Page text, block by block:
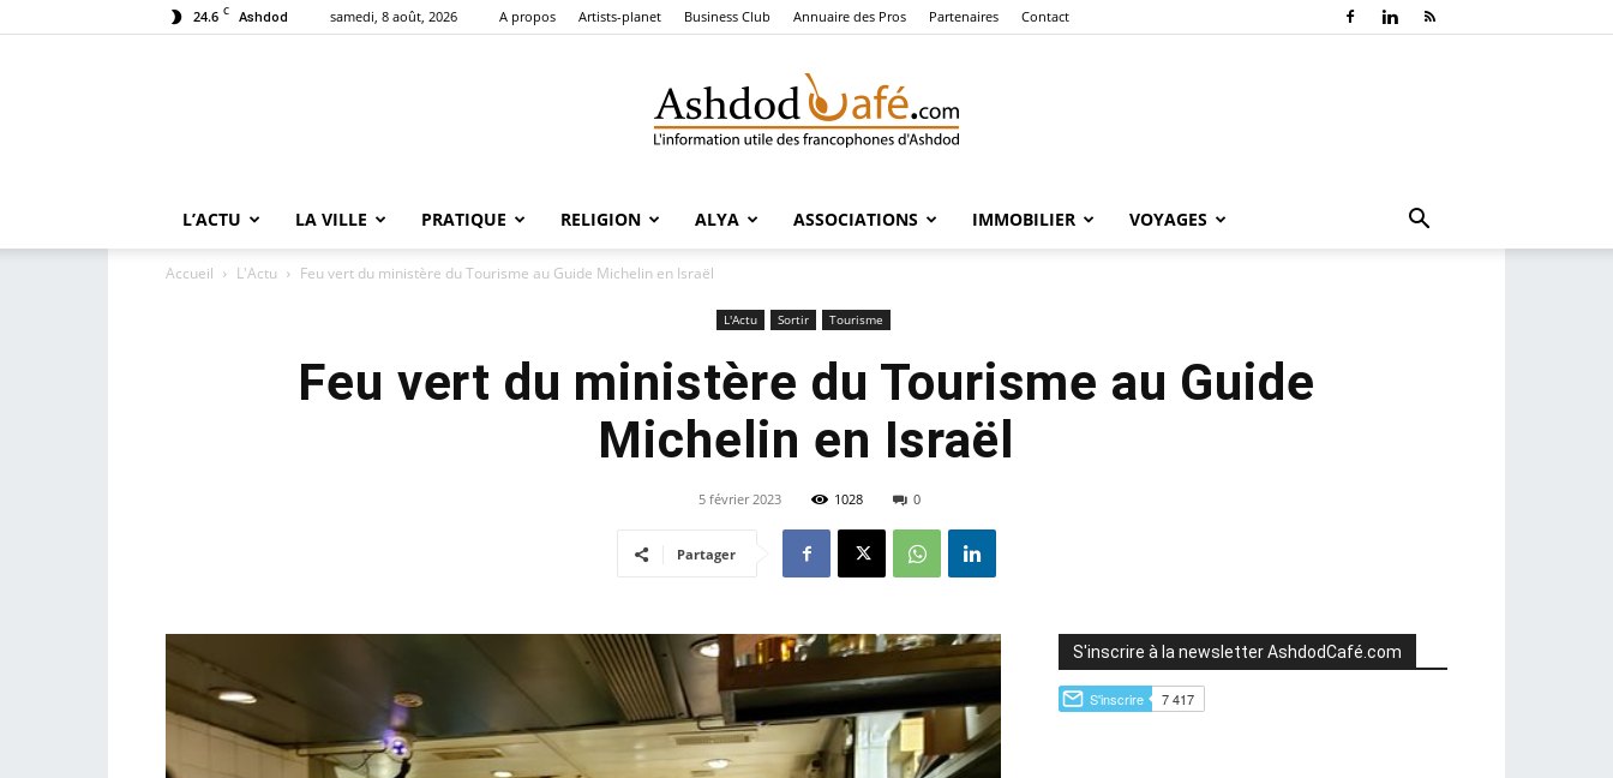
24.6 C Ashdod samedi, 8 août, 2026 A propos Artists-planet Business Club Annuaire des Pros Partenaires Contact
Café
L’ACTU LA VILLE PRATIQUE RELIGION ALYA ASSOCIATIONS IMMOBILIER VOYAGES
Accueil L'Actu Feu vert du ministère du Tourisme au Guide Michelin en Israël
L'Actu Sortir Tourisme
Feu vert du ministère du Tourisme au Guide
Michelin en Israël
5 février 2023 1028 0
Partager
S'inscrire à la newsletter AshdodCafé.com